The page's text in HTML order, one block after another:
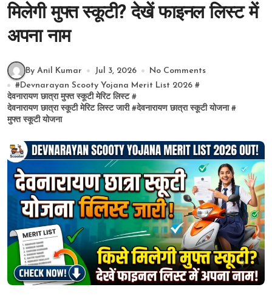
मिलेगी मुफ्त स्कूटी? देखें फाइनल लिस्ट में
अपना नाम
By Anil Kumar Jul 3, 2026
No Comments
#Devnarayan Scooty Yojana Merit List 2026 #
देवनारायण छात्रा मुफ्त स्कूटी मेरिट लिस्ट #
देवनारायण छात्रा स्कूटी मेरिट लिस्ट जारी #देवनारायण छात्रा स्कूटी योजना #
मुफ्त स्कूटी योजना